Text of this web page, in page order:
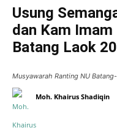
Usung
dan Kam
Batang Laok
Musyawarah Ranting NU
Moh. Khairus Shadiqin